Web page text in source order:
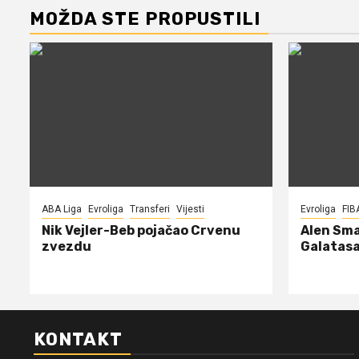
MOŽDA STE PROPUSTILI
ABA Liga Evroliga Transferi Vijesti
Nik Vejler-Beb pojačao Crvenu
zvezdu
Evroliga
Alen
KONTAKT